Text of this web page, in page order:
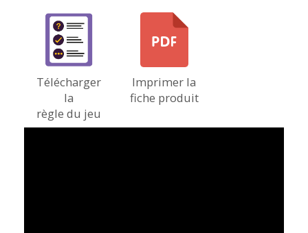
Télécharger
la
règle du jeu
Imprimer la
fiche produit